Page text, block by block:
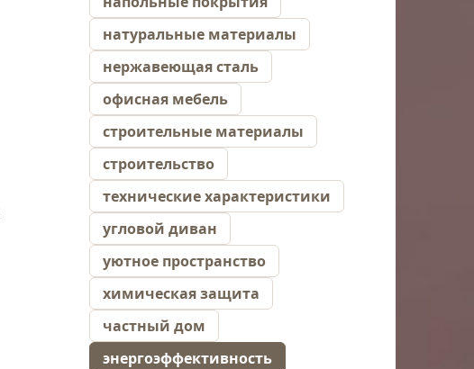
натуральные материалы
нержавеющая сталь
офисная мебель
строительные материалы
строительство
технические характеристики
угловой диван
уютное пространство
химическая защита
частный дом
энергоэффективность